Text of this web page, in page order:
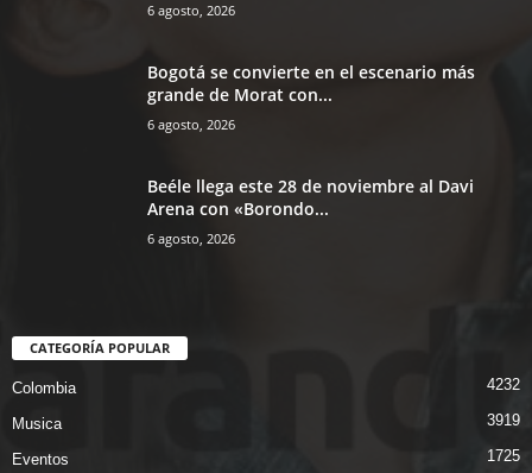
6 agosto, 2026
Bogotá se convierte en el escenario más
grande de Morat con...
6 agosto, 2026
Beéle llega este 28 de noviembre al Davi
Arena con «Borondo...
6 agosto, 2026
CATEGORÍA POPULAR
Colombia 4232
Musica 3919
Eventos 1725